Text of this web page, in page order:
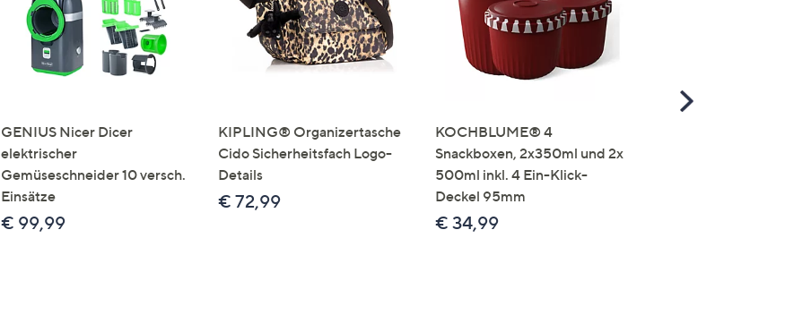
GENIUS Nicer Dicer
elektrischer
Gemüseschneider 10 versch.
Einsätze
€ 99,99
KIPLING® Organizertasche
Cido Sicherheitsfach Logo-
Details
€ 72,99
KOCHBLUME® 4
Snackboxen, 2x350ml und 2x
500ml inkl. 4 Ein-Klick-
Deckel 95mm
€ 34,99
Scroll